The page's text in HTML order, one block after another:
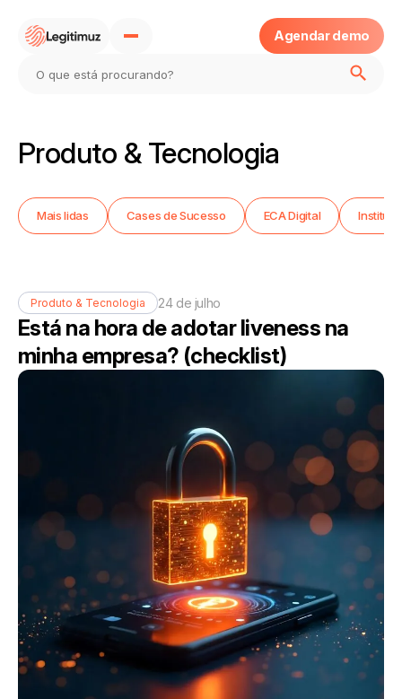
Agendar demo
Home
Sobre
Blog
Eca Digital
Produto & Tecnologia
Mais lidas Cases de Sucesso ECA Digital
Produto & Tecnologia 24 de julho
Está na hora de adotar liveness na
minha empresa? (checklist)